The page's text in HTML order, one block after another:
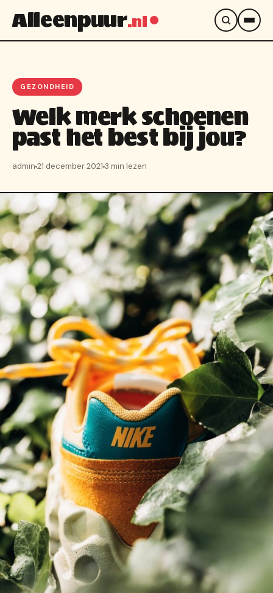
Alleenpuur.nl
GEZONDHEID
Welk merk schoenen
past het best bij jou?
admin 21 december 2021 3 min lezen